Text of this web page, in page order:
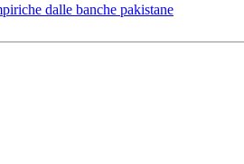
dalle banche pakistane